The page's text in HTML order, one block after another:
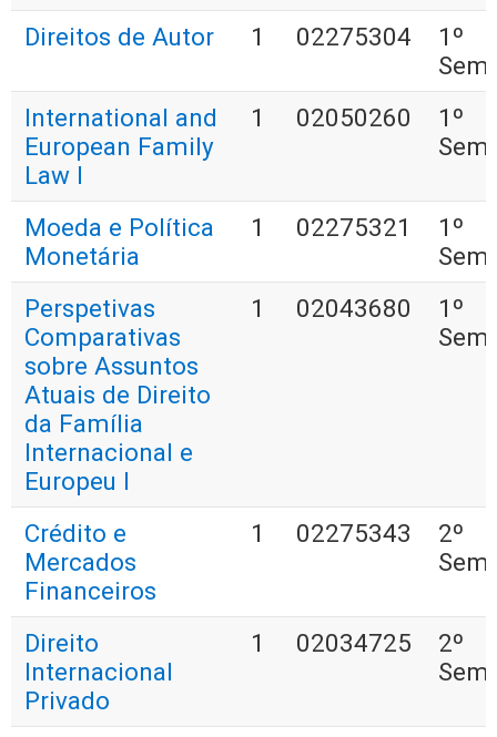
Direitos de Autor
1 02275304
1º
International and
European Family
Law I
1 02050260
1º
Moeda e Política
Monetária
1 02275321
1º
Perspetivas
Comparativas
sobre Assuntos
Atuais de Direito
da Família
Internacional e
Europeu I
1 02043680
1º
Crédito e
Mercados
Financeiros
1 02275343
2º
Direito
Internacional
Privado
1 02034725
2º